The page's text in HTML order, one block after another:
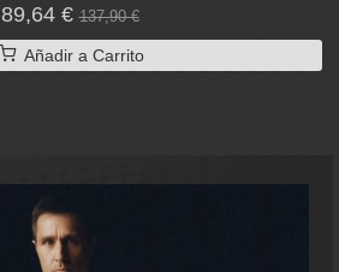
89,64 €137,90 €
Añadir a Carrito